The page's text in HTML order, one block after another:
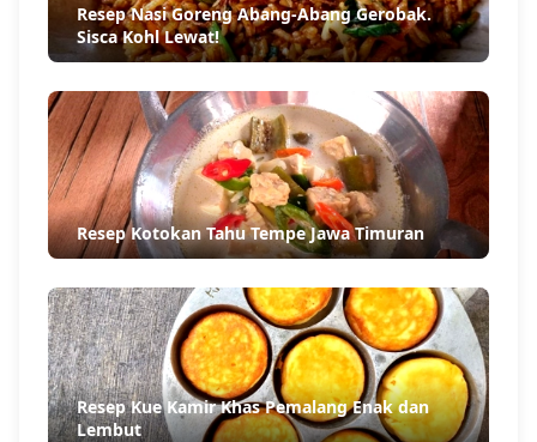
Resep Nasi Goreng Abang-Abang Gerobak.
Sisca Kohl Lewat!
Resep Kotokan Tahu Tempe Jawa Timuran
Resep Kue Kamir Khas Pemalang Enak dan
Lembut